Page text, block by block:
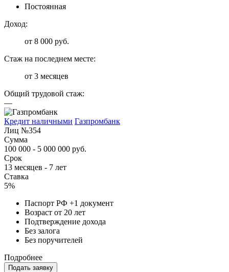
Постоянная
Доход:
от 8 000 руб.
Стаж на последнем месте:
от 3 месяцев
Общий трудовой стаж:
—
Кредит наличными Газпромбанк
Лиц №354
Сумма
100 000 - 5 000 000 руб.
Срок
13 месяцев - 7 лет
Ставка
5%
Паспорт РФ +1 документ
Возраст от 20 лет
Подтверждение дохода
Без залога
Без поручителей
Подробнее
Подать заявку